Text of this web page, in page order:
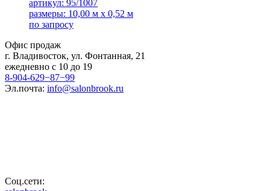
артикул: 95/1007
размеры: 10,00 м x 0,52 м
по запросу
Офис продаж
г. Владивосток, ул. Фонтанная, 21
ежедневно с 10 до 19
8-904-629−87−99
Эл.почта: info@salonbrook.ru
Соц.сети: